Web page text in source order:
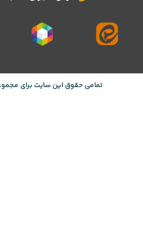
تمامی حقوق این سایت برای